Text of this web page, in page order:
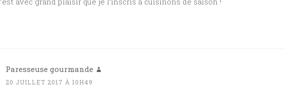
Paresseuse gourmande
20 JUILLET 2017 À 10H49